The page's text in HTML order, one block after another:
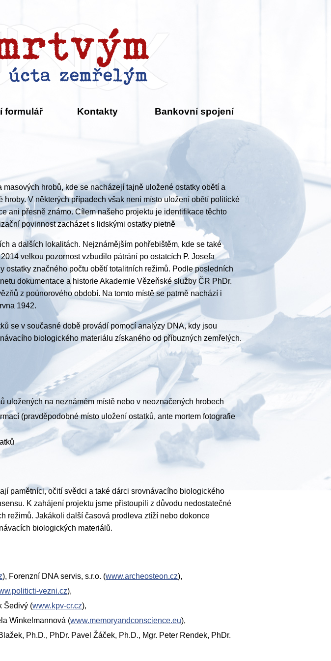
formulář Kontakty Bankovní spojení
hrobů, kde se nacházejí tajně uložené ostatky obětí a
V některých případech však není místo uložení obětí politické
ani přesně známo. Cílem našeho projektu je identifikace těchto
povinnost zacházet s lidskými ostatky pietně
a dalších lokalitách. Nejznámějším pohřebištěm, kde se také
velkou pozornost vzbudilo pátrání po ostatcích P. Josefa
značného počtu obětí totalitních režimů. Podle posledních
dokumentace a historie Akademie Vězeňské služby ČR PhDr.
z poúnorového období. Na tomto místě se patrně nachází i
1942.
se v současné době provádí pomocí analýzy DNA, kdy jsou
biologického materiálu získaného od příbuzných zemřelých.
uložených na neznámém místě nebo v neoznačených hrobech
(pravděpodobné místo uložení ostatků, ante mortem fotografie
pamětníci, očití svědci a také dárci srovnávacího biologického
K zahájení projektu jsme přistoupili z důvodu nedostatečné
režimů. Jakákoli další časová prodleva ztíží nebo dokonce
biologických materiálů.
), Forenzní DNA servis, s.r.o. (www.archeosteon.cz),
vezni.cz),
Šedivý (www.kpv-cr.cz),
Winkelmannová (www.memoryandconscience.eu),
Ph.D., PhDr. Pavel Žáček, Ph.D., Mgr. Peter Rendek, PhDr.